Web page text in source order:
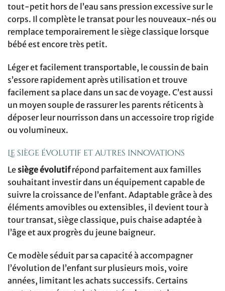
tout-petit hors de l’eau sans pression excessive sur le
corps. Il complète le transat pour les nouveaux-nés ou
remplace temporairement le siège classique lorsque
bébé est encore très petit.
Léger et facilement transportable, le coussin de bain
s’essore rapidement après utilisation et trouve
facilement sa place dans un sac de voyage. C’est aussi
un moyen souple de rassurer les parents réticents à
déposer leur nourrisson dans un accessoire trop rigide
ou volumineux.
Le siège évolutif et autres innovations
Le siège évolutifrépond parfaitement aux familles
souhaitant investir dans un équipement capable de
suivre la croissance de l’enfant. Adaptable grâce à des
éléments amovibles ou extensibles, il devient tour à
tour transat, siège classique, puis chaise adaptée à
l’âge et aux progrès du jeune baigneur.
Ce modèle séduit par sa capacité à accompagner
l’évolution de l’enfant sur plusieurs mois, voire
années, limitant les achats successifs. Certains